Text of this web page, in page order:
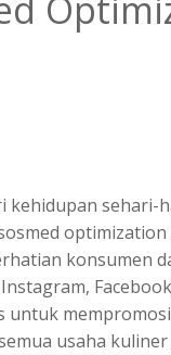
kehidupan sehari-
konsumen
untuk
usaha